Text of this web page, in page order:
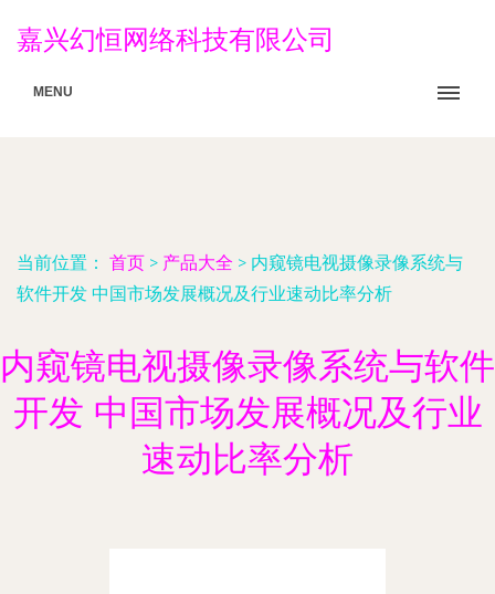
嘉兴幻恒网络科技有限公司
MENU
当前位置： 首页 > 产品大全 > 内窥镜电视摄像录像系统与
软件开发 中国市场发展概况及行业速动比率分析
内窥镜电视摄像录像系统与软件
开发 中国市场发展概况及行业
速动比率分析